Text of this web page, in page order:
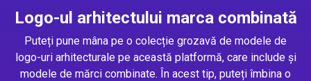
Logo-ul arhitectului marca combinată
Puteți pune mâna pe o colecție grozavă de modele de
logo-uri arhitecturale pe această platformă, care include și
modele de mărci combinate. În acest tip, puteți îmbina o